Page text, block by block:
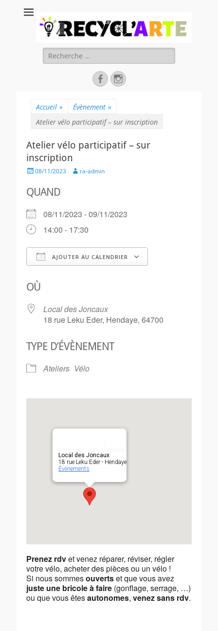
Recycl'Arte, faire
soi-même et
réduire les
déchets
Rechercher :
FacebookInstagram
Accueil » Évènement »
Atelier vélo participatif – sur inscription
Atelier vélo participatif – sur
inscription
Posted08/11/2023 Authorra-admin
QUAND
08/11/2023 - 09/11/2023
14:00 - 17:30
AJOUTER AU CALENDRIER
OÙ
Local des Joncaux
18 rue Leku Eder, Hendaye, 64700
TYPE D’ÉVÈNEMENT
Ateliers Vélo
Local des Joncaux
18 rue Leku Eder - Hendaye
Évènements
Prenez rdvet venez réparer, réviser, régler
votre vélo, acheter des pièces ou un vélo !
Si nous sommesouvertset que vous avez
juste une bricole à faire (gonflage, serrage, …)
ou que vous êtesautonomes, venez sans rdv.